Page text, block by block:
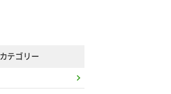
カテゴリー